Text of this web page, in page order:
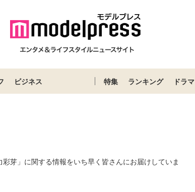
ビジネス 特集 ランキング ドラマ
芽」に関する情報をいち早く皆さんにお届けしていま